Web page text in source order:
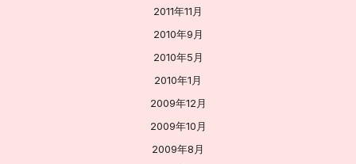
2011年11月
2010年9月
2010年5月
2010年1月
2009年12月
2009年10月
2009年8月